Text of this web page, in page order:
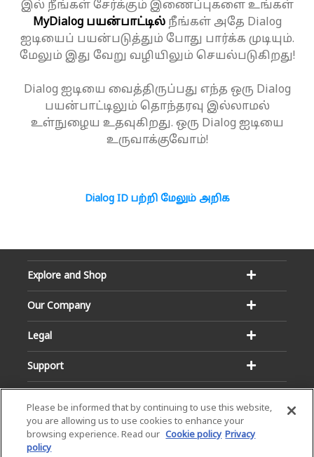
இல் நீங்கள் சேர்க்கும் இணைப்புகளை உங்கள்
MyDialog பயன்பாட்டில்நீங்கள் அதே Dialog
ஐடியைப் பயன்படுத்தும் போது பார்க்க முடியும்.
மேலும் இது வேறு வழியிலும் செயல்படுகிறது!
Dialog ஐடியை வைத்திருப்பது எந்த ஒரு Dialog
பயன்பாட்டிலும் தொந்தரவு இல்லாமல்
உள்நுழைய உதவுகிறது. ஒரு Dialog ஐடியை
உருவாக்குவோம்!
Dialog ID பற்றி மேலும் அறிக
Explore and Shop
Our Company
Legal
Support
Please be informed that by continuing to use this website,
you are allowing us to use cookies to enhance your
browsing experience. Read our Cookie policy Privacy
policy